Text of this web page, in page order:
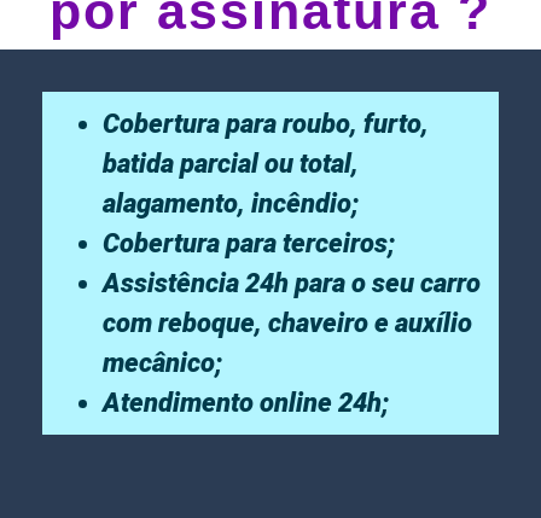
Cobertura para roubo, furto,
batida parcial ou total,
alagamento, incêndio;
Cobertura para terceiros;
Assistência 24h para o seu carro
com reboque, chaveiro e auxílio
mecânico;
Atendimento online 24h;